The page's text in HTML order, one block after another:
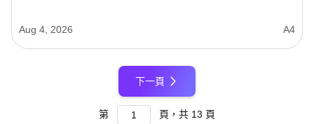
Aug 4, 2026 A4
下一頁
第 頁，共 13 頁